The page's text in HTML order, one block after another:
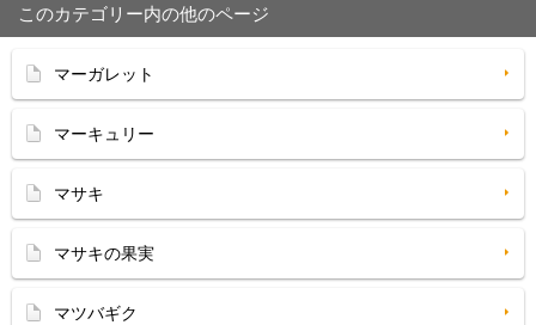
このカテゴリー内の他のページ
マーガレット
マーキュリー
マサキ
マサキの果実
マツバギク